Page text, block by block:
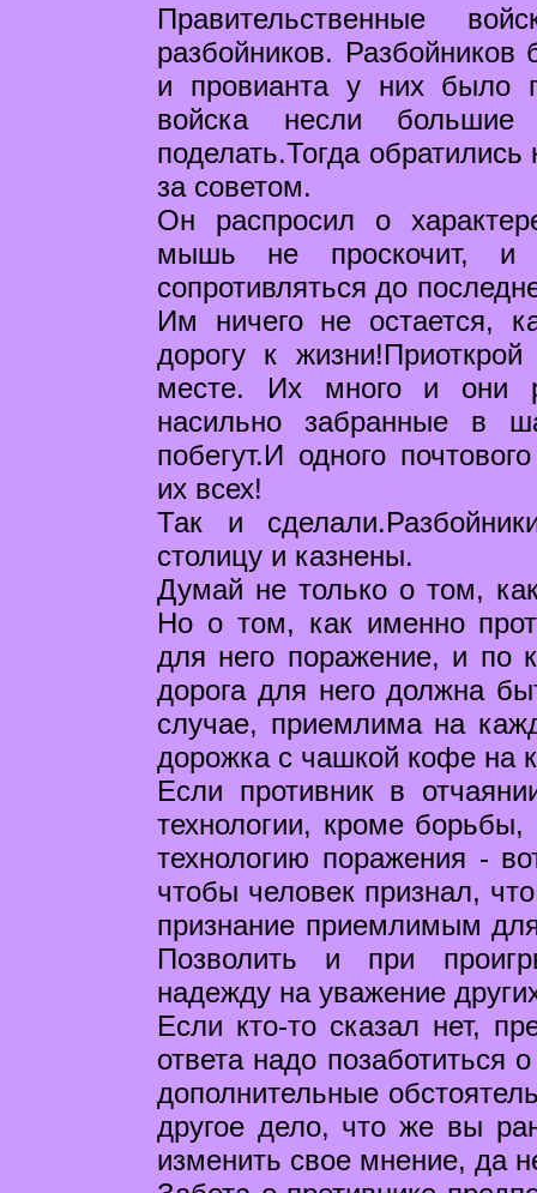
Правительственные
разбойников.
и провианта у них было
войска несли
поделать.Тогда
за советом.
Он распросил о
мышь не проскочит, и
сопротивляться до
Им ничего не остается,
дорогу к
месте. Их много и они
насильно забранные в
побегут.И одного
их всех!
Так и
столицу и казнены.
Думай не только о том,
Но о том, как именно
для него поражение, и по
дорога для него должна
случае, приемлима на
дорожка с чашкой кофе на
Если противник в
технологии, кроме
технологию поражения -
чтобы человек признал,
признание приемлимым
Позволить и при
надежду на уважение
Если кто-то сказал нет,
ответа надо позаботиться
дополнительные
другое дело, что же вы
изменить свое мнение, да